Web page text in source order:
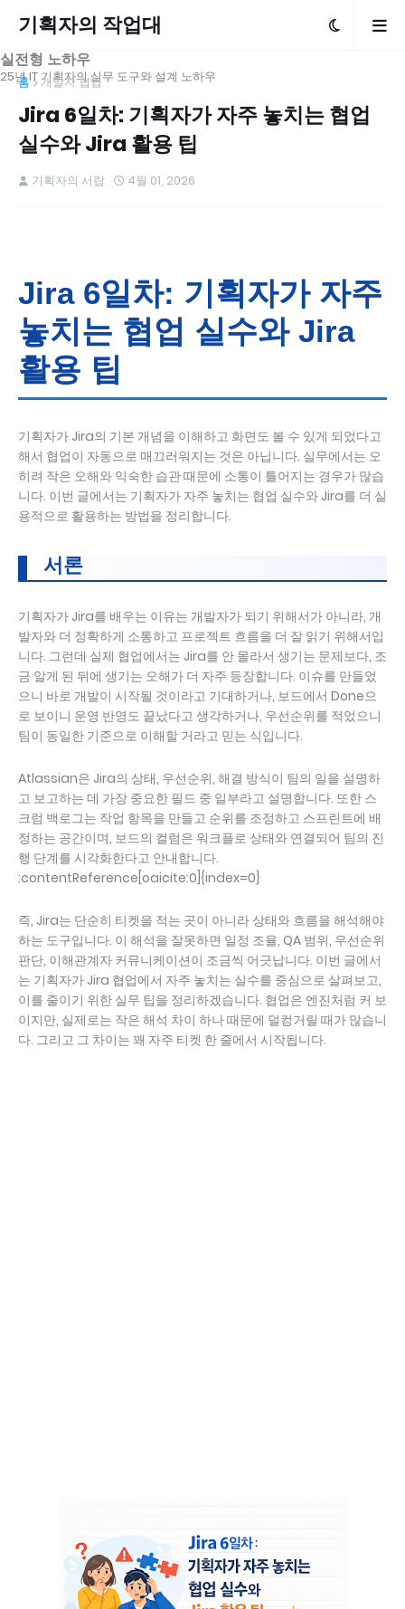
기획자의 작업대
실전형 노하우
25년 IT 기획자의 실무 도구와 설계 노하우
홈 개발자 협업
Jira 6일차: 기획자가 자주 놓치는 협업
실수와 Jira 활용 팁
기획자의 서랍 4월 01, 2026
Jira 6일차: 기획자가 자주
놓치는 협업 실수와 Jira
활용 팁
기획자가 Jira의 기본 개념을 이해하고 화면도 볼 수 있게 되었다고
해서 협업이 자동으로 매끄러워지는 것은 아닙니다. 실무에서는 오
히려 작은 오해와 익숙한 습관 때문에 소통이 틀어지는 경우가 많습
니다. 이번 글에서는 기획자가 자주 놓치는 협업 실수와 Jira를 더 실
용적으로 활용하는 방법을 정리합니다.
서론
기획자가 Jira를 배우는 이유는 개발자가 되기 위해서가 아니라, 개
발자와 더 정확하게 소통하고 프로젝트 흐름을 더 잘 읽기 위해서입
니다. 그런데 실제 협업에서는 Jira를 안 몰라서 생기는 문제보다, 조
금 알게 된 뒤에 생기는 오해가 더 자주 등장합니다. 이슈를 만들었
으니 바로 개발이 시작될 것이라고 기대하거나, 보드에서 Done으
로 보이니 운영 반영도 끝났다고 생각하거나, 우선순위를 적었으니
팀이 동일한 기준으로 이해할 거라고 믿는 식입니다.
Atlassian은 Jira의 상태, 우선순위, 해결 방식이 팀의 일을 설명하
고 보고하는 데 가장 중요한 필드 중 일부라고 설명합니다. 또한 스
크럼 백로그는 작업 항목을 만들고 순위를 조정하고 스프린트에 배
정하는 공간이며, 보드의 컬럼은 워크플로 상태와 연결되어 팀의 진
행 단계를 시각화한다고 안내합니다.
:contentReference[oaicite:0]{index=0}
즉, Jira는 단순히 티켓을 적는 곳이 아니라 상태와 흐름을 해석해야
하는 도구입니다. 이 해석을 잘못하면 일정 조율, QA 범위, 우선순위
판단, 이해관계자 커뮤니케이션이 조금씩 어긋납니다. 이번 글에서
는 기획자가 Jira 협업에서 자주 놓치는 실수를 중심으로 살펴보고,
이를 줄이기 위한 실무 팁을 정리하겠습니다. 협업은 엔진처럼 커 보
이지만, 실제로는 작은 해석 차이 하나 때문에 덜컹거릴 때가 많습니
다. 그리고 그 차이는 꽤 자주 티켓 한 줄에서 시작됩니다.